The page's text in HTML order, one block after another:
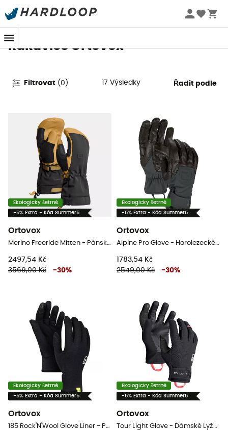
Letní akce 🔥 -5 % EXTRA při nákupu 2 produktů* s kódem
Rukavice Ortovox
Filtrovat (0 ) 17 Výsledky Řadit podle
Ekologicky šetrné
-5% Extra - Kód Summer5
Ortovox
Merino Freeride Mitten - Pánské Rukavice
2497,54 Kč
3569,00 Kč
-30%
Ekologicky šetrné
-5% Extra - Kód Summer5
Ortovox
Alpine Pro Glove - Horolezecké rukavice
1783,54 Kč
2549,00 Kč
-30%
Ekologicky šetrné
-5% Extra - Kód Summer5
Ortovox
185 Rock'N'Wool Glove Liner - Pánské Rukavice
Ekologicky šetrné
-5% Extra - Kód Summer5
Ortovox
Tour Light Glove - Dámské Lyžařské rukavice